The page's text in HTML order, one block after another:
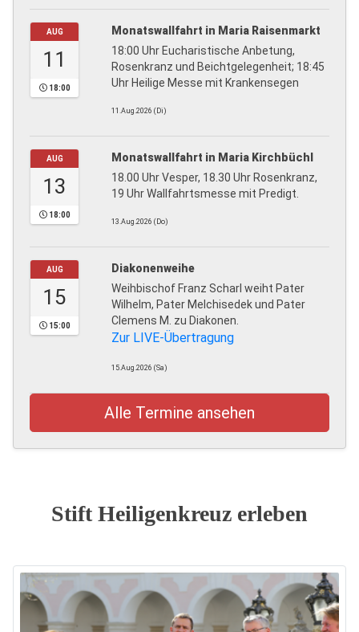
AUG
11
18:00
Monatswallfahrt in Maria Raisenmarkt
18:00 Uhr Eucharistische Anbetung,
Rosenkranz und Beichtgelegenheit; 18:45
Uhr Heilige Messe mit Krankensegen
11.Aug.2026 (Di)
AUG
13
18:00
Monatswallfahrt in Maria Kirchbüchl
18.00 Uhr Vesper, 18.30 Uhr Rosenkranz,
19 Uhr Wallfahrtsmesse mit Predigt.
13.Aug.2026 (Do)
AUG
15
15:00
Diakonenweihe
Weihbischof Franz Scharl weiht Pater
Wilhelm, Pater Melchisedek und Pater
Clemens M. zu Diakonen.
Zur LIVE-Übertragung
15.Aug.2026 (Sa)
Alle Termine ansehen
Stift Heiligenkreuz erleben